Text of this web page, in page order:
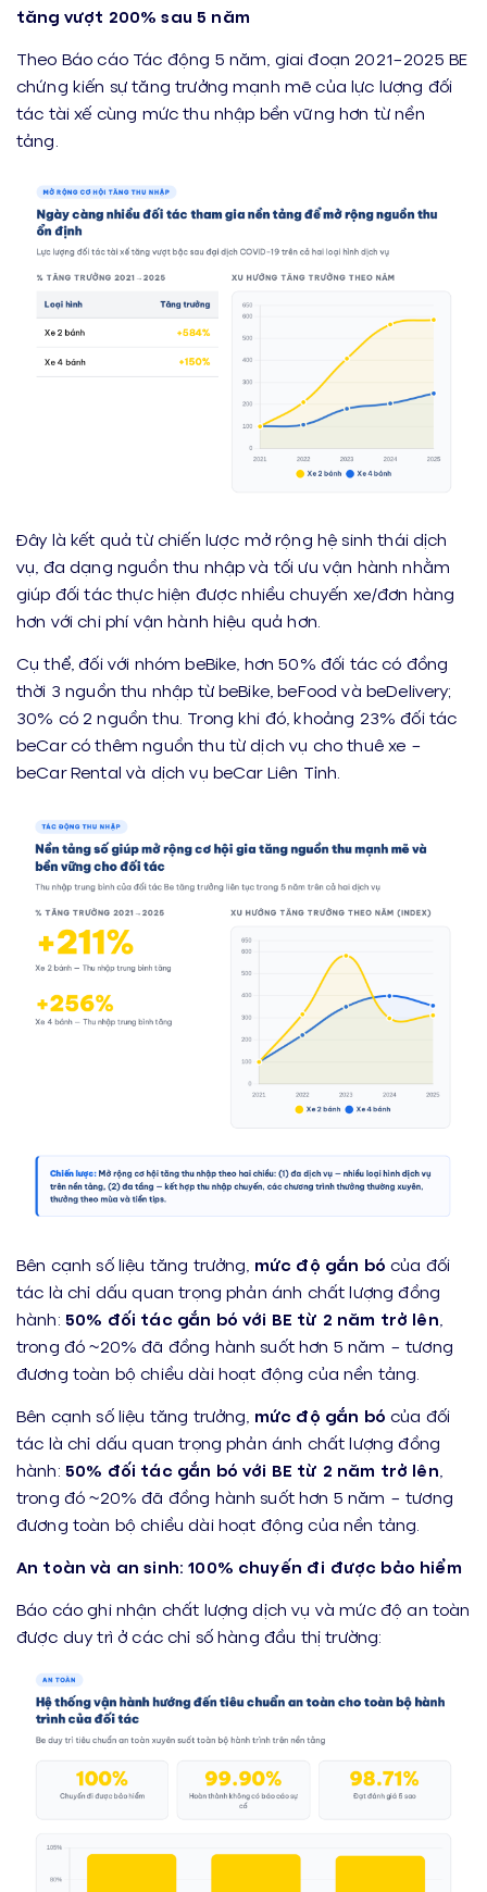
tăng vượt 200% sau 5 năm
Theo Báo cáo Tác động 5 năm, giai đoạn 2021–2025 BE
chứng kiến sự tăng trưởng mạnh mẽ của lực lượng đối
tác tài xế cùng mức thu nhập bền vững hơn từ nền
tảng.
Đây là kết quả từ chiến lược mở rộng hệ sinh thái dịch
vụ, đa dạng nguồn thu nhập và tối ưu vận hành nhằm
giúp đối tác thực hiện được nhiều chuyến xe/đơn hàng
hơn với chi phí vận hành hiệu quả hơn.
Cụ thể, đối với nhóm beBike, hơn 50% đối tác có đồng
thời 3 nguồn thu nhập từ beBike, beFood và beDelivery;
30% có 2 nguồn thu. Trong khi đó, khoảng 23% đối tác
beCar có thêm nguồn thu từ dịch vụ cho thuê xe –
beCar Rental và dịch vụ beCar Liên Tỉnh.
Bên cạnh số liệu tăng trưởng, mức độ gắn bó của đối
tác là chỉ dấu quan trọng phản ánh chất lượng đồng
hành: 50% đối tác gắn bó với BE từ 2 năm trở lên
trong đó ~20% đã đồng hành suốt hơn 5 năm – tương
đương toàn bộ chiều dài hoạt động của nền tảng.
Bên cạnh số liệu tăng trưởng, mức độ gắn bó của đối
tác là chỉ dấu quan trọng phản ánh chất lượng đồng
hành: 50% đối tác gắn bó với BE từ 2 năm trở lên
trong đó ~20% đã đồng hành suốt hơn 5 năm – tương
đương toàn bộ chiều dài hoạt động của nền tảng.
An toàn và an sinh: 100% chuyến đi được bảo hiểm
Báo cáo ghi nhận chất lượng dịch vụ và mức độ an toàn
được duy trì ở các chỉ số hàng đầu thị trường: